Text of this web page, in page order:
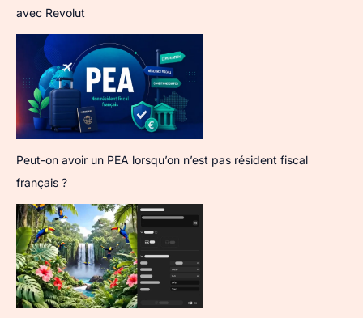
avec Revolut
Peut-on avoir un PEA lorsqu’on n’est pas résident fiscal
français ?